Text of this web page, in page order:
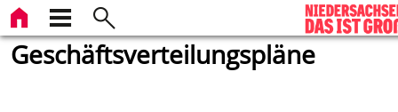
Geschäftsverteilungspläne